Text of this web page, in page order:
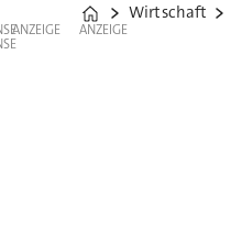
Home
Wirtschaft
ANZEIGE ANZEIGE